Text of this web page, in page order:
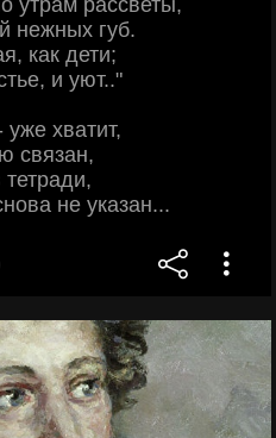
нежных губ.
как дети;
и уют.."
хватит,
связан,
не указан...